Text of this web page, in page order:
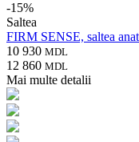
-15%
Saltea
FIRM SENSE, saltea
10 930 MDL
12 860 MDL
Mai multe detalii